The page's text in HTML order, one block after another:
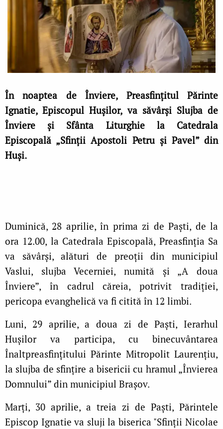
În noaptea de Înviere, Preasfințitul Părinte
Ignatie, Episcopul Hușilor, va săvârși Slujba de
Înviere și Sfânta Liturghie la Catedrala
Episcopală „Sfinții Apostoli Petru și Pavel” din
Huși.
Duminică, 28 aprilie, în prima zi de Paști, de la
ora 12.00, la Catedrala Episcopală, Preasfinția Sa
va săvârși, alături de preoții din municipiul
Vaslui, slujba Vecerniei, numită şi „A doua
Înviere”, în cadrul căreia, potrivit tradiţiei,
pericopa evanghelică va fi citită în 12 limbi.
Luni, 29 aprilie, a doua zi de Paști, Ierarhul
Hușilor va participa, cu binecuvântarea
Înaltpreasfințitului Părinte Mitropolit Laurențiu,
la slujba de sfințire a bisericii cu hramul „Învierea
Domnului” din municipiul Brașov.
Marţi, 30 aprilie, a treia zi de Paşti, Părintele
Episcop Ignatie va sluji la biserica "Sfinţii Nicolae